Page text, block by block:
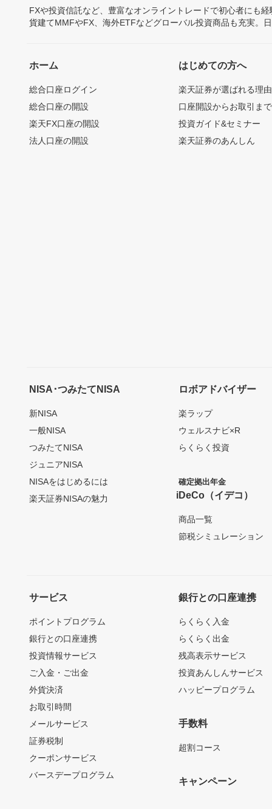
FXや投資信託など、豊富なオンライントレードで初心者にも
貨建てMMFやFX、海外ETFなどグローバル投資商品も充実。
ホーム
総合口座ログイン
総合口座の開設
楽天FX口座の開設
法人口座の開設
はじめての方へ
楽天証券が選ばれる理由
口座開設からお取引ま
投資ガイド&セミナー
楽天証券のあんしん
NISA･つみたてNISA
新NISA
一般NISA
つみたてNISA
ジュニアNISA
NISAをはじめるには
楽天証券NISAの魅力
ロボアドバイザー
楽ラップ
ウェルスナビ×R
らくらく投資
確定拠出年金
iDeCo（イデコ）
商品一覧
節税シミュレーション
サービス
ポイントプログラム
銀行との口座連携
投資情報サービス
ご入金・ご出金
外貨決済
お取引時間
メールサービス
証券税制
クーポンサービス
バースデープログラム
銀行との口座連携
らくらく入金
らくらく出金
残高表示サービス
投資あんしんサービス
ハッピープログラム
手数料
超割コース
キャンペーン